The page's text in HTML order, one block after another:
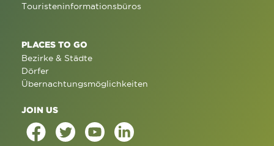
Touristeninformationsbüros
PLACES TO GO
Bezirke & Städte
Dörfer
Übernachtungsmöglichkeiten
JOIN US